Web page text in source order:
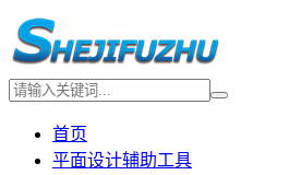
首页
平面设计辅助工具